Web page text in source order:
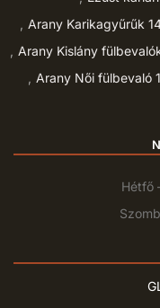
Arany Karikagyűrűk
Arany Kislány
Arany Női fülbevaló
Hétfő